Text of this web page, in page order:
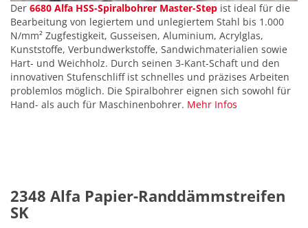
Der 6680 Alfa HSS-Spiralbohrer Master-Step ist ideal für die
Bearbeitung von legiertem und unlegiertem Stahl bis 1.000
N/mm² Zugfestigkeit, Gusseisen, Aluminium, Acrylglas,
Kunststoffe, Verbundwerkstoffe, Sandwichmaterialien sowie
Hart- und Weichholz. Durch seinen 3-Kant-Schaft und den
innovativen Stufenschliff ist schnelles und präzises Arbeiten
problemlos möglich. Die Spiralbohrer eignen sich sowohl für
Hand- als auch für Maschinenbohrer. Mehr Infos
2348 Alfa Papier-Randdämmstreifen
SK